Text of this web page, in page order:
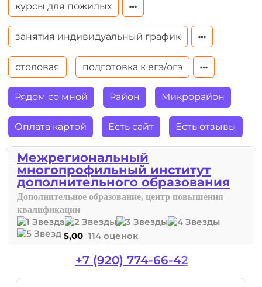
курсы для пожилых
занятия индивидуальный график
столовая подготовка к егэ/огэ
Рядом со мной Район Микрорайон
Оплата картой Есть сайт Есть отзывы
Межрегиональный
многопрофильный институт
дополнительного образования
Дополнительное образование, центр повышения
квалификации
5,00 114 оценок
+7 (920) 774-66-42